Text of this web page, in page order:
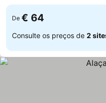
De € 64
Consulte os preços de 2